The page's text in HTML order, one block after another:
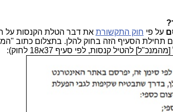
על פי חוק התקשורת את דבר הטלת הקנסות על
הסעיף הזה בחוק להלן. בתצלום כתוב
להטיל קנסות, לפי סעיף 37א18 לחוק):